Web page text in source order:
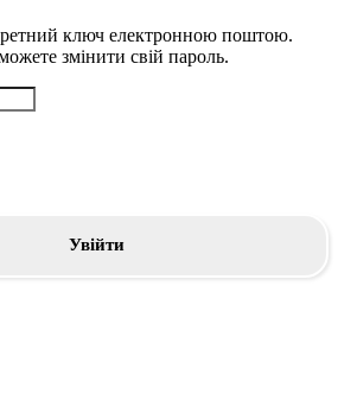
ключ електронною поштою.
змінити свій пароль.
Увійти